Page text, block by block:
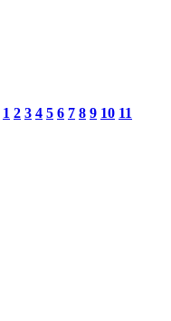
1 2 3 4 5 6 7 8 9 10 11